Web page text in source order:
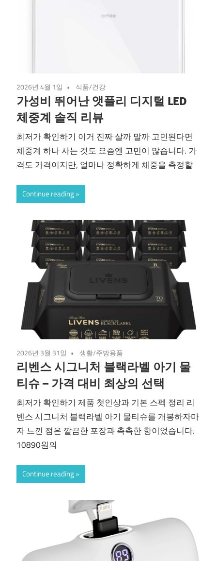
2026년 4월 1일 식품/건강
가성비 뛰어난 앳플리 디지털 LED
체중계 솔직 리뷰
최저가 확인하기 이거 진짜 살까 말까 고민된다면
체중계 하나 사는 것도 요즘엔 고민이 많습니다. 가
격도 가격이지만, 얼마나 정확하게 체중을 측정할
Continue reading
2026년 3월 31일 생활/주방용품
리벤스 시그니처 블랙라벨 아기 물
티슈 – 가격 대비 최상의 선택
최저가 확인하기 제품 첫인상과 기본 스펙 정리 리
벤스 시그니처 블랙라벨 아기 물티슈를 개봉하자마
자 느낀 점은 깔끔한 포장과 촉촉한 향이었습니다.
10890원의
Continue reading